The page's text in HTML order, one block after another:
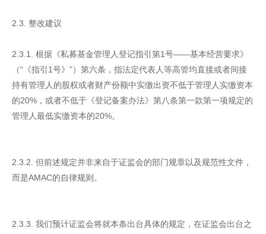
2.3. 整改建议
2.3.1. 根据《私募基金管理人登记指引第1号——基本经营要求》
（“《指引1号》”）第六条，指法定代表人等高管均直接或者间接
持有管理人的股权或者财产份额中实缴出资不低于管理人实缴资本
的20%，或者不低于《登记备案办法》第八条第一款第一项规定的
管理人最低实缴资本的20%。
2.3.2. 但前述规定并非来自于证监会的部门规章以及规范性文件，
而是AMAC的自律规则。
2.3.3. 我们预计证监会将就本条出台具体的规定，在证监会出台之